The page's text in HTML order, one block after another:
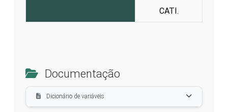
CATI.
Documentação
Dicionário de variáveis